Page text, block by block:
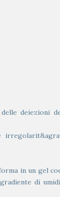
delle
in un gel
di